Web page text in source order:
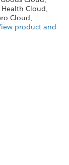
Cloud,
Cloud,
product and